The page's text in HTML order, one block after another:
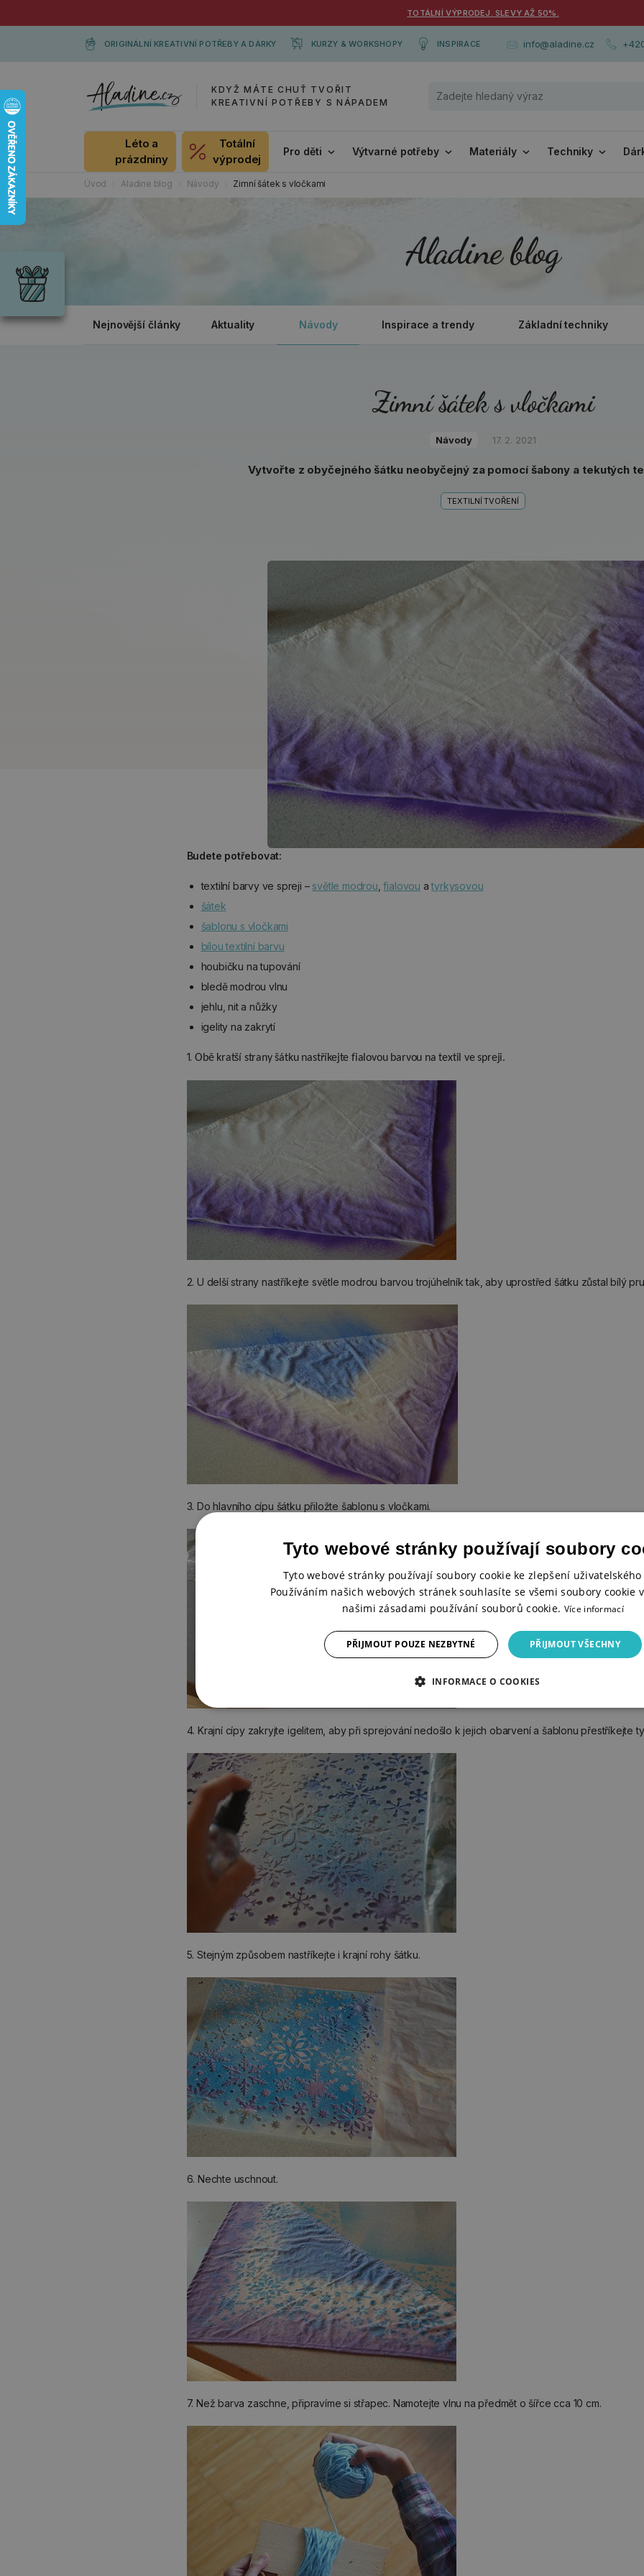
TOTÁLNÍ VÝPRODEJ. SLEVY AŽ 50%.
ORIGINÁLNÍ KREATIVNÍ POTŘEBY A DÁRKY KURZY & WORKSHOPY INSPIRACE info@aladine.cz
KDYŽ MÁTE CHUŤ TVOŘIT
KREATIVNÍ POTŘEBY S NÁPADEM
Léto a
prázdniny
Totální
výprodej
Pro děti Výtvarné potřeby Materiály Techniky
Úvod Aladine blog Návody Zimní šátek s vločkami
Aladine blog
Nejnovější články Aktuality Návody Inspirace a trendy Základní techniky
Zimní šátek s vločkami
Návody 17. 2. 2021
Vytvořte z obyčejného šátku neobyčejný za pomocí šabony a tekutých
TEXTILNÍ TVOŘENÍ
Budete potřebovat:
textilní barvy ve spreji – světle modrou ,fialovou atyrkysovou
šátek
šablonu s vločkami
bílou textilní barvu
houbičku na tupování
bledě modrou vlnu
jehlu, nit a nůžky
igelity na zakrytí
1. Obě kratší strany šátku nastříkejte fialovou barvou na textil ve spreji.
2. U delší strany nastříkejte světle modrou barvou trojúhelník tak, aby uprostřed šátku zůstal bílý
3. Do hlavního cípu šátku přiložte šablonu s vločkami.
4. Krajní cípy zakryjte igelitem, aby při sprejování nedošlo k jejich obarvení a šablonu přestříkejte
5. Stejným způsobem nastříkejte i krajní rohy šátku.
6. Nechte uschnout.
7. Než barva zaschne, připravíme si střapec. Namotejte vlnu na předmět o šířce cca 10 cm.
každou
příležitost
Tyto webové stránky používají soubory
Tyto webové stránky používají soubory cookie ke zlepšení
Používáním našich webových stránek souhlasíte se všemi soubory cookie
našimi zásadami používání souborů cookie. Více informací
PŘIJMOUT VŠECHNY
PŘIJMOUT POUZE NEZBYTNÉ
INFORMACE O COOKIES